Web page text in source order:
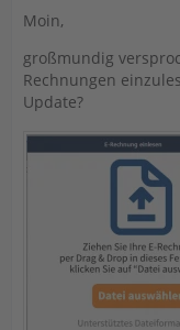
Moin,
großmundig
Rechnungen
Update?